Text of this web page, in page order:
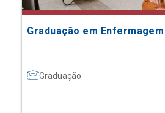
Graduação em Enfermagem
Graduação